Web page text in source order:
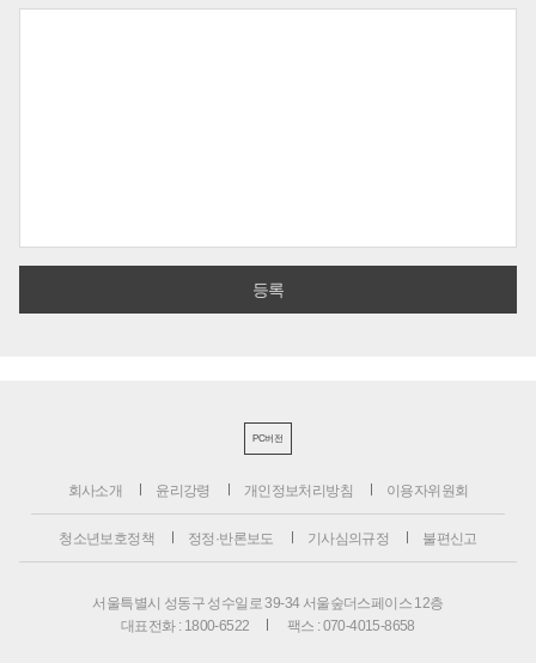
PC버전
회사소개 윤리강령 개인정보처리방침 이용자위원회
청소년보호정책 정정·반론보도 기사심의규정 불편신고
서울특별시 성동구 성수일로 39-34 서울숲더스페이스 12층
대표전화 : 1800-6522
팩스 : 070-4015-8658